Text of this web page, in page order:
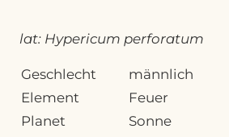
lat: Hypericum perforatum
Geschlecht
männlich
Element
Feuer
Planet
Sonne